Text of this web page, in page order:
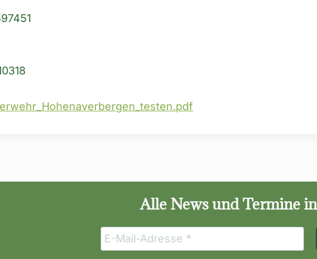
Alle News und Termine